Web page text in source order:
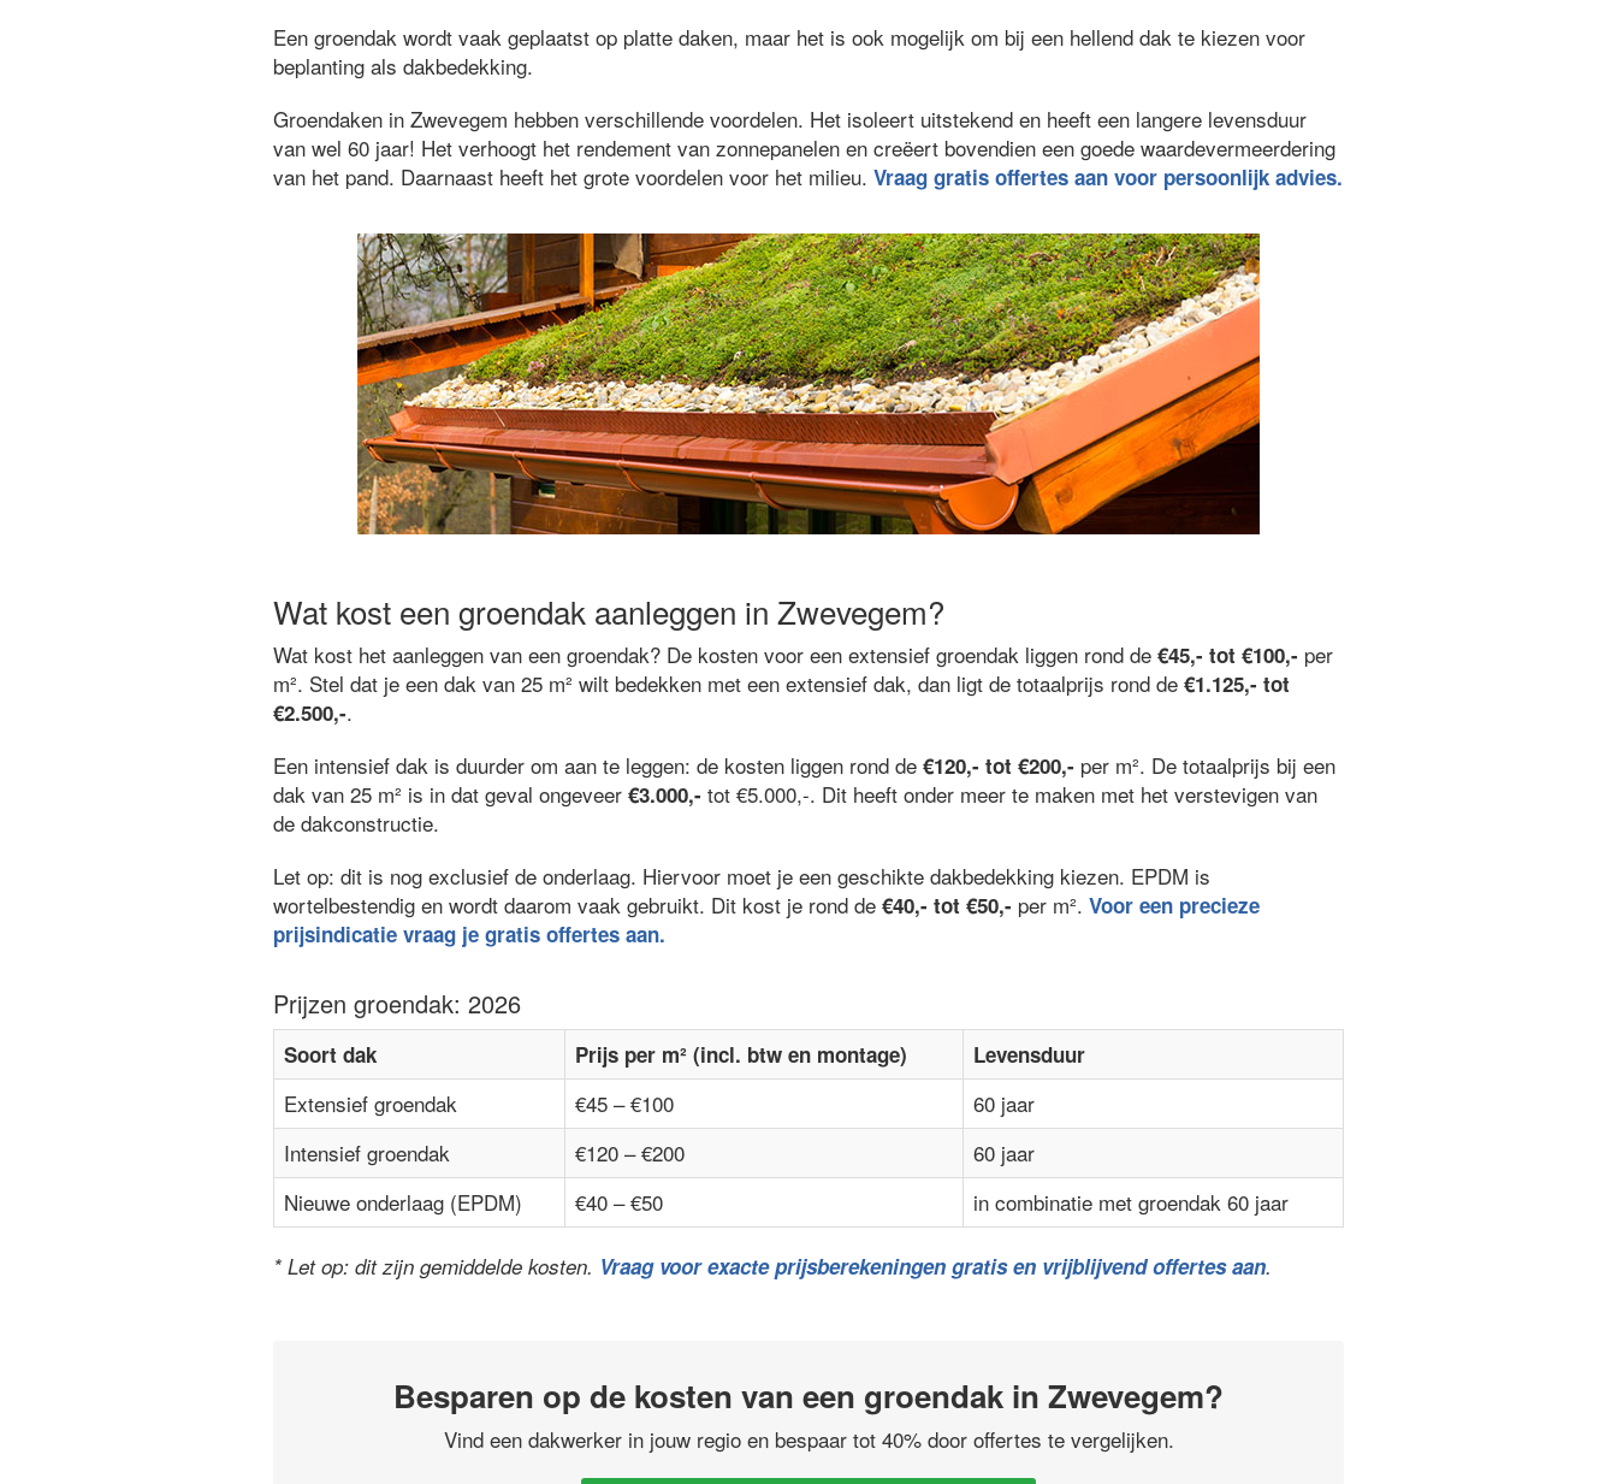
Een groendak wordt vaak geplaatst op platte daken, maar het is ook mogelijk om bij een hellend dak te kiezen voor
beplanting als dakbedekking.
Groendaken in Zwevegem hebben verschillende voordelen. Het isoleert uitstekend en heeft een langere levensduur
van wel 60 jaar! Het verhoogt het rendement van zonnepanelen en creëert bovendien een goede waardevermeerdering
van het pand. Daarnaast heeft het grote voordelen voor het milieu. Vraag gratis offertes aan voor persoonlijk advies.
Wat kost een groendak aanleggen in Zwevegem?
Wat kost het aanleggen van een groendak? De kosten voor een extensief groendak liggen rond de €45,- tot €100,- per
m². Stel dat je een dak van 25 m² wilt bedekken met een extensief dak, dan ligt de totaalprijs rond de €1.125,- tot
€2.500,-.
Een intensief dak is duurder om aan te leggen: de kosten liggen rond de €120,- tot €200,- per m². De totaalprijs bij een
dak van 25 m² is in dat geval ongeveer €3.000,- tot €5.000,-. Dit heeft onder meer te maken met het verstevigen van
de dakconstructie.
Let op: dit is nog exclusief de onderlaag. Hiervoor moet je een geschikte dakbedekking kiezen. EPDM is
wortelbestendig en wordt daarom vaak gebruikt. Dit kost je rond de €40,- tot €50,- per m². Voor een precieze
prijsindicatie vraag je gratis offertes aan.
Prijzen groendak: 2026
Soort dak Prijs per m² (incl. btw en montage) Levensduur
Extensief groendak €45 – €100
60 jaar
Intensief groendak
€120 – €200
60 jaar
Nieuwe onderlaag (EPDM)
€40 – €50 in combinatie met groendak 60 jaar
* Let op: dit zijn gemiddelde kosten. Vraag voor exacte prijsberekeningen gratis en vrijblijvend offertes aan.
Besparen op de kosten van een groendak in Zwevegem?
Vind een dakwerker in jouw regio en bespaar tot 40% door offertes te vergelijken.